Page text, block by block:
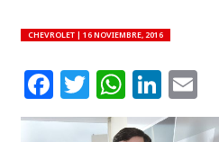
CHEVROLET | 16 NOVIEMBRE, 2016
Facebook
Twitter